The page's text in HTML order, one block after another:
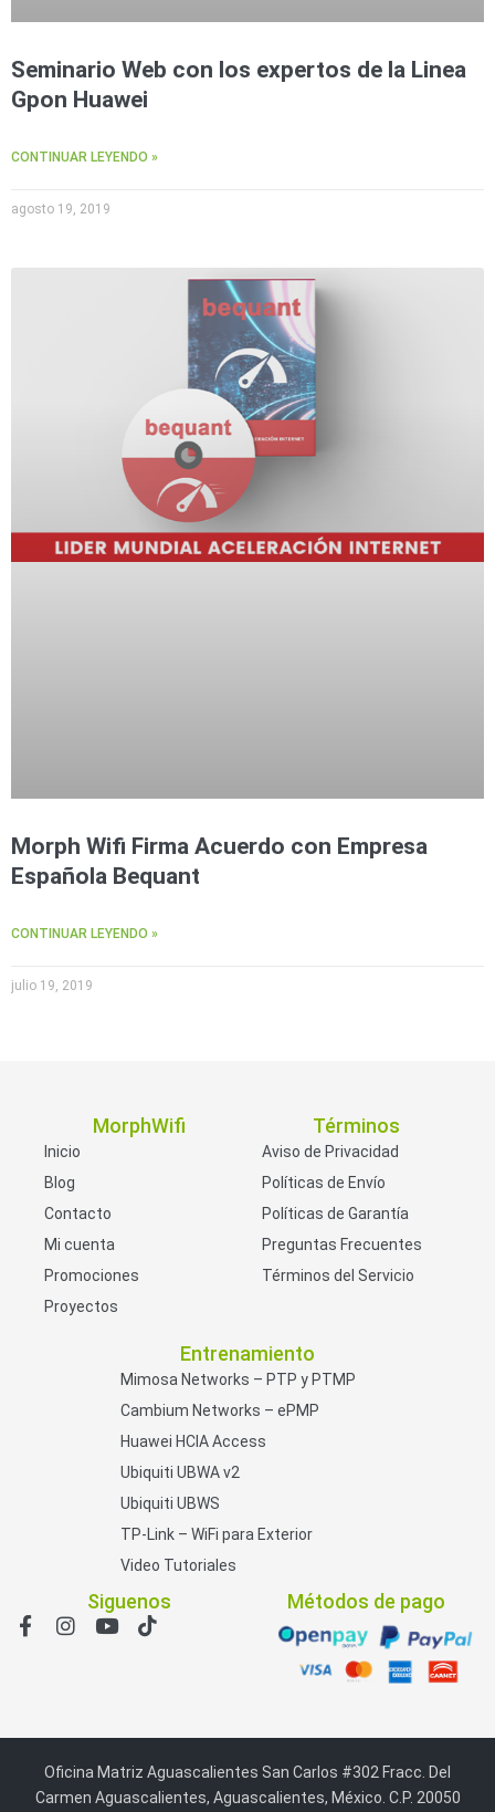
Seminario Web con los expertos de la Linea
Gpon Huawei
CONTINUAR LEYENDO »
agosto 19, 2019
Morph Wifi Firma Acuerdo con Empresa
Española Bequant
CONTINUAR LEYENDO »
julio 19, 2019
MorphWifi
Inicio
Blog
Contacto
Mi cuenta
Promociones
Proyectos
Términos
Aviso de Privacidad
Políticas de Envío
Políticas de Garantía
Preguntas Frecuentes
Términos del Servicio
Entrenamiento
Mimosa Networks – PTP y PTMP
Cambium Networks – ePMP
Huawei HCIA Access
Ubiquiti UBWA v2
Ubiquiti UBWS
TP-Link – WiFi para Exterior
Video Tutoriales
Siguenos Métodos de pago
Oficina Matriz Aguascalientes San Carlos #302 Fracc. Del
Carmen Aguascalientes, Aguascalientes, México. C.P. 20050